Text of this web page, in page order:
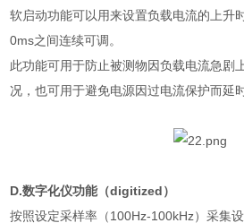
软启动功能可以用来设置负载电流的上升
0ms之间连续可调。
此功能可用于防止被测物因负载电流急剧
况，也可用于避免电源因过电流保护而延
D.数字化仪功能（digitized）
按照设定采样率（100Hz-100kHz）采集